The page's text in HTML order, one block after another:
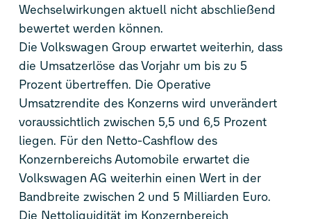
Wechselwirkungen aktuell nicht abschließend
bewertet werden können.
Die Volkswagen Group erwartet weiterhin, dass
die Umsatzerlöse das Vorjahr um bis zu 5
Prozent übertreffen. Die Operative
Umsatzrendite des Konzerns wird unverändert
voraussichtlich zwischen 5,5 und 6,5 Prozent
liegen. Für den Netto-Cashflow des
Konzernbereichs Automobile erwartet die
Volkswagen AG weiterhin einen Wert in der
Bandbreite zwischen 2 und 5 Milliarden Euro.
Die Nettoliquidität im Konzernbereich